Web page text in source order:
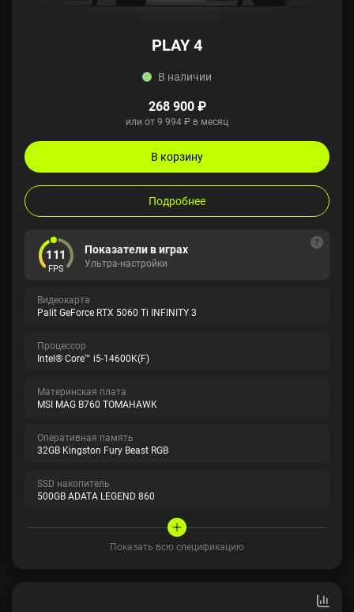
PLAY 4
В наличии
268 900 ₽
или от 9 994 ₽ в месяц
В корзину
Подробнее
111
FPS
Показатели в играх
Ультра-настройки
Видеокарта
Palit GeForce RTX 5060 Ti INFINITY 3
Процессор
Intel® Core™ i5-14600K(F)
Материнская плата
MSI MAG B760 TOMAHAWK
Оперативная память
32GB Kingston Fury Beast RGB
SSD накопитель
500GB ADATA LEGEND 860
Показать всю спецификацию